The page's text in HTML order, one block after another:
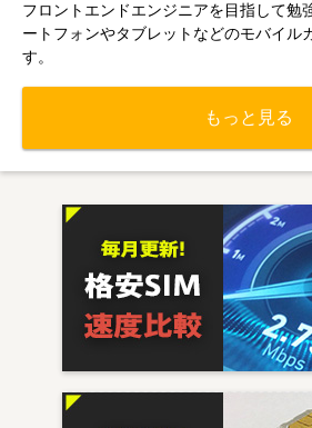
フロントエンドエンジニアを目指して勉
ートフォンやタブレットなどのモバイル
す。
もっと見る